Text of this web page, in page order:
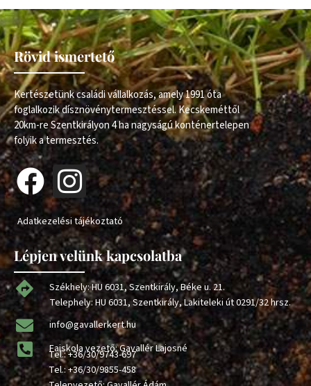
Rövid ismertető
Kertészetünk családi vállalkozás, amely 1991 óta
foglalkozik dísznövénytermesztéssel. Kecskeméttől
20km-re Szentkirályon 4 ha nagyságú konténertelepen
folyik a termesztés.
Adatkezelési tájékoztató
Lépjen velünk kapcsolatba
Székhely: HU 6031, Szentkirály, Béke u. 21.
Telephely: HU 6031, Szentkirály, Lakiteleki út 0291/32 hrsz.
info@gavallerkert.hu
Faiskola vezető: Gavallér Lajosné
Tel.:+36/30/9743-697
Tel.:+36/30/9855-458